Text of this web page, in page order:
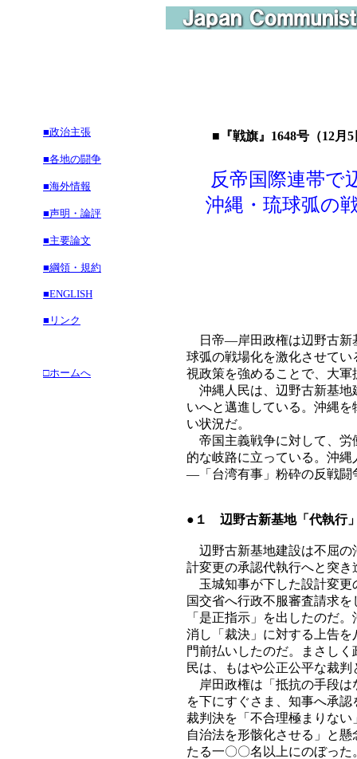
■政治主張
■各地の闘争
■海外情報
■声明・論評
■主要論文
■綱領・規約
■ENGLISH
■リンク
□ホームへ
■『戦旗』1648号（12月
反帝国際連帯で
沖縄・琉球弧の
日帝―岸田政権は辺野古新
球弧の戦場化を激化させて
視政策を強めることで、大
沖縄人民は、辺野古新基地
いへと邁進している。沖縄
い状況だ。
帝国主義戦争に対して、労
的な岐路に立っている。沖
―「台湾有事」粉砕の反戦闘
●１ 辺野古新基地「代執行
辺野古新基地建設は不屈の
計変更の承認代執行へと突
玉城知事が下した設計変更
国交省へ行政不服審査請求
「是正指示」を出したのだ
消し「裁決」に対する上告
門前払いしたのだ。まさし
民は、もはや公正公平な裁
岸田政権は「抵抗の手段は
を下にすぐさま、知事へ承
裁判決を「不合理極まりな
自治法を形骸化させる」と
たる一〇〇名以上にのぼった